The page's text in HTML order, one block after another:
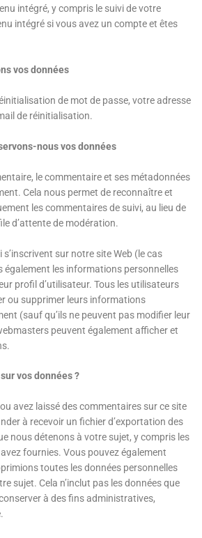
intégré, y compris le suivi de votre
intégré si vous avez un compte et êtes
vos données
de mot de passe, votre adresse
de réinitialisation.
nous vos données
le commentaire et ses métadonnées
Cela nous permet de reconnaître et
les commentaires de suivi, au lieu de
d’attente de modération.
sur notre site Web (le cas
également les informations personnelles
profil d’utilisateur. Tous les utilisateurs
ou supprimer leurs informations
(sauf qu’ils ne peuvent pas modifier leur
peuvent également afficher et
vos données ?
avez laissé des commentaires sur ce site
à recevoir un fichier d’exportation des
nous détenons à votre sujet, y compris les
fournies. Vous pouvez également
toutes les données personnelles
sujet. Cela n’inclut pas les données que
à des fins administratives,